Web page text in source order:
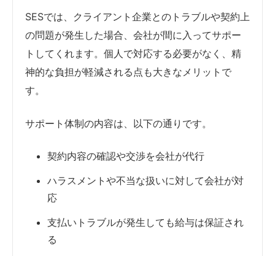
SESでは、クライアント企業とのトラブルや契約上
の問題が発生した場合、会社が間に入ってサポー
トしてくれます。個人で対応する必要がなく、精
神的な負担が軽減される点も大きなメリットで
す。
サポート体制の内容は、以下の通りです。
契約内容の確認や交渉を会社が代行
ハラスメントや不当な扱いに対して会社が対
応
支払いトラブルが発生しても給与は保証され
る